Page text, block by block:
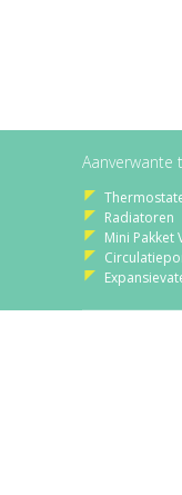
Aanverwante
Radiatoren
Mini Pakket